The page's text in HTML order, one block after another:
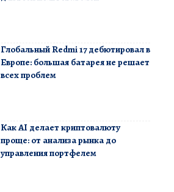
Глобальный Redmi 17 дебютировал в
Европе: большая батарея не решает
всех проблем
Как AI делает криптовалюту
проще: от анализа рынка до
управления портфелем